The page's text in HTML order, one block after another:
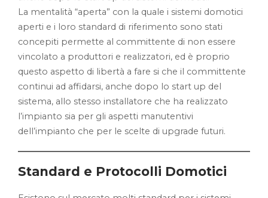
La mentalità “aperta” con la quale i sistemi domotici
aperti e i loro standard di riferimento sono stati
concepiti permette al committente di non essere
vincolato a produttori e realizzatori, ed è proprio
questo aspetto di libertà a fare si che il committente
continui ad affidarsi, anche dopo lo start up del
sistema, allo stesso installatore che ha realizzato
l’impianto sia per gli aspetti manutentivi
dell’impianto che per le scelte di upgrade futuri.
Standard e Protocolli Domotici